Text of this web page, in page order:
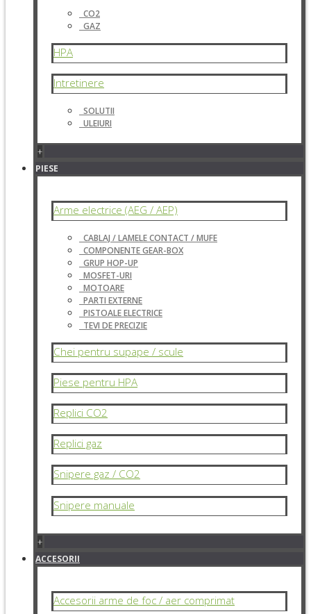
CO2
GAZ
HPA
Intretinere
SOLUTII
ULEIURI
+
PIESE
Arme electrice (AEG / AEP)
CABLAJ / LAMELE CONTACT / MUFE
COMPONENTE GEAR-BOX
GRUP HOP-UP
MOSFET-URI
MOTOARE
PARTI EXTERNE
PISTOALE ELECTRICE
TEVI DE PRECIZIE
Chei pentru supape / scule
Piese pentru HPA
Replici CO2
Replici gaz
Snipere gaz / CO2
Snipere manuale
+
ACCESORII
Accesorii arme de foc / aer comprimat